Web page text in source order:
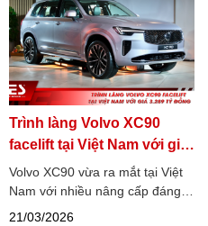
Trình làng Volvo XC90
facelift tại Việt Nam với giá
3.289 tỷ đồng
Volvo XC90 vừa ra mắt tại Việt
Nam với nhiều nâng cấp đáng
chú ý về thiết kế, công nghệ và
21/03/2026